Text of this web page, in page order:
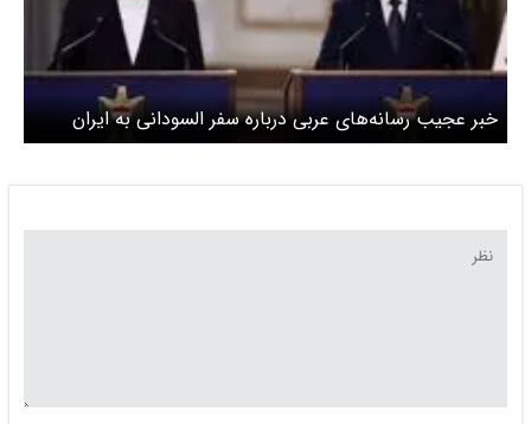
خبر عجیب رسانه‌های عربی درباره سفر السودانی به ایران